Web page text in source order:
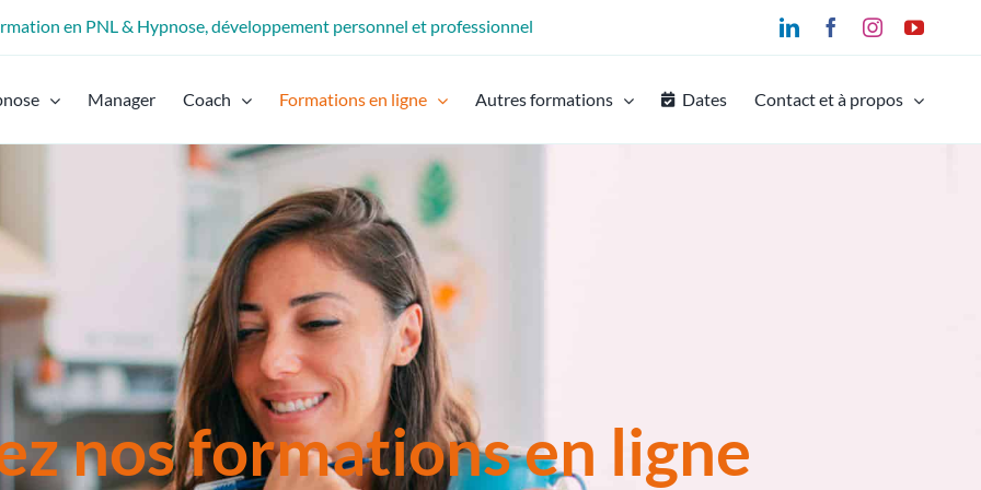
en PNL & Hypnose, développement personnel et professionnel LinkedInFacebookInstagram
Manager Coach Formations en ligne Autres formations Dates Contact et à propos
nos formations en ligne